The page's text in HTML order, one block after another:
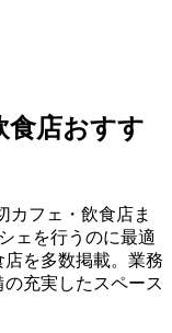
食店おすす
カフェ・飲食店ま
ェを行うのに最適
を多数掲載。業務
充実したスペース